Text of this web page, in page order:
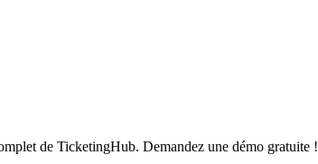
de TicketingHub. Demandez une démo gratuite !